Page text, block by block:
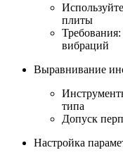
плиты
Требования:
вибраций
Выравнивание
типа
Допуск
Настройка